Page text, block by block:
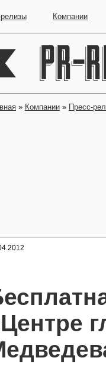
Компании
» Компании » Пресс-